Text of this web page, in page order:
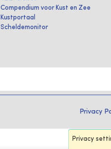
Compendium voor Kust en Zee
Kustportaal
Scheldemonitor
Privacy
Privacy